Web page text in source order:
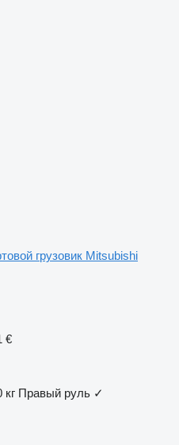
грузовик Mitsubishi
€
кг Правый руль ✓